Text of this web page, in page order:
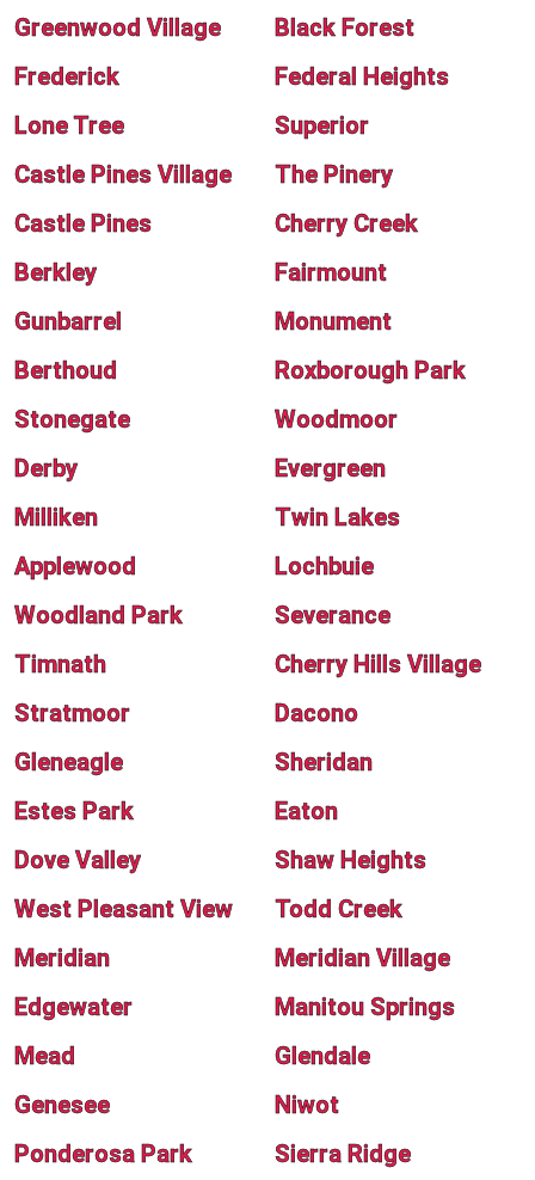
Greenwood Village
Black Forest
Frederick
Federal Heights
Lone Tree
Superior
Castle Pines Village
The Pinery
Castle Pines
Cherry Creek
Berkley
Fairmount
Gunbarrel
Monument
Berthoud
Roxborough Park
Stonegate
Woodmoor
Derby
Evergreen
Milliken
Twin Lakes
Applewood
Lochbuie
Woodland Park
Severance
Timnath
Cherry Hills Village
Stratmoor
Dacono
Gleneagle
Sheridan
Estes Park
Eaton
Dove Valley
Shaw Heights
West Pleasant View
Todd Creek
Meridian
Meridian Village
Edgewater
Manitou Springs
Mead
Glendale
Genesee
Niwot
Ponderosa Park
Sierra Ridge